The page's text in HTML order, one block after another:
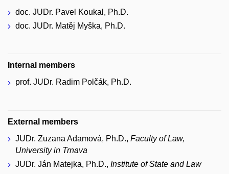
doc. JUDr. Pavel Koukal, Ph.D.
doc. JUDr. Matěj Myška, Ph.D.
Internal members
prof. JUDr. Radim Polčák, Ph.D.
External members
JUDr. Zuzana Adamová, Ph.D., Faculty of Law,
University in Trnava
JUDr. Ján Matejka, Ph.D., Institute of State and Law